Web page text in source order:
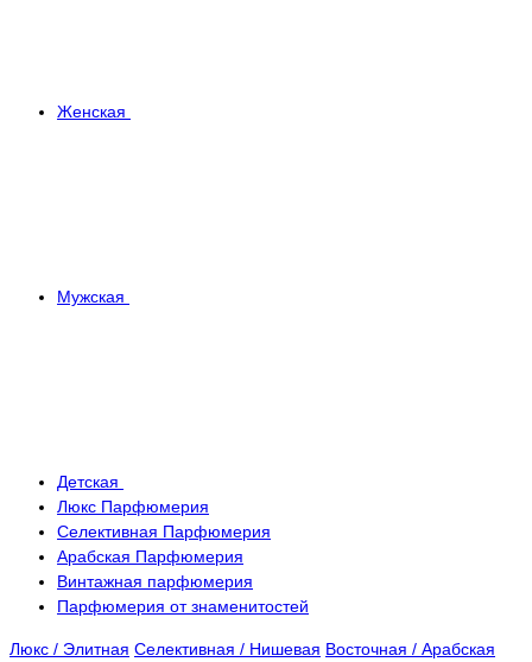
Женская
Мужская
Детская
Люкс Парфюмерия
Селективная Парфюмерия
Арабская Парфюмерия
Винтажная парфюмерия
Парфюмерия от знаменитостей
Люкс / Элитная Селективная / Нишевая Восточная / Арабская